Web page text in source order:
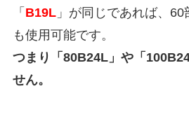
「 B19L」が同じであれば、60
も使用可能です。
つまり「80B24L」や「
せん。